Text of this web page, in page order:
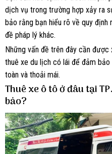
dịch vụ trong trường hợp xảy ra
bảo rằng bạn hiểu rõ về quy
đề pháp lý khác.
Những vấn đề trên đây cần
thuê xe du lịch có lái để đảm
toàn và thoải mái.
Thuê xe ô tô ở đâu tại
bảo?